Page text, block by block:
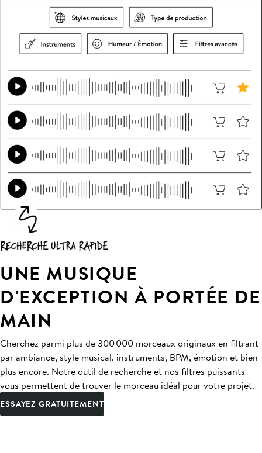
UNE MUSIQUE
D'EXCEPTION À PORTÉE DE
MAIN
Cherchez parmi plus de 300 000 morceaux originaux en filtrant
par ambiance, style musical, instruments, BPM, émotion et bien
plus encore. Notre outil de recherche et nos filtres puissants
vous permettent de trouver le morceau idéal pour votre projet.
ESSAYEZ GRATUITEMENT